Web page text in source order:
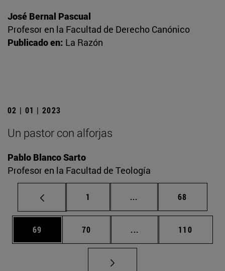
José Bernal Pascual
Profesor en la Facultad de Derecho Canónico
Publicado en: La Razón
02 | 01 | 2023
Un pastor con alforjas
Pablo Blanco Sarto
Profesor en la Facultad de Teología
Página
1 ... Páginas intermedias
Página
68
Página
69 Página
70 ... Páginas intermedias
Página
110